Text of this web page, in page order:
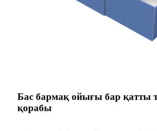
Бас бармақ ойығы бар қатты
қорабы